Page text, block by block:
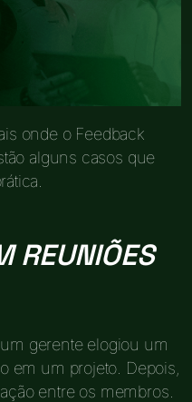
onde o Feedback
alguns casos que
REUNIÕES
gerente elogiou um
em um projeto. Depois,
entre os membros.